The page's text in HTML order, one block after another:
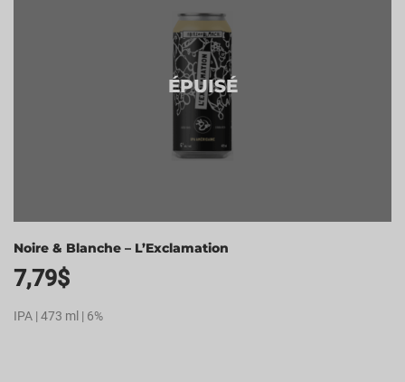
ÉPUISÉ
Noire & Blanche – L’Exclamation
7,79$
IPA | 473 ml | 6%